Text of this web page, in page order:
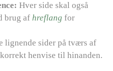
Hver side skal også
brug af hreflang for
lignende sider på tværs af
henvise til hinanden.